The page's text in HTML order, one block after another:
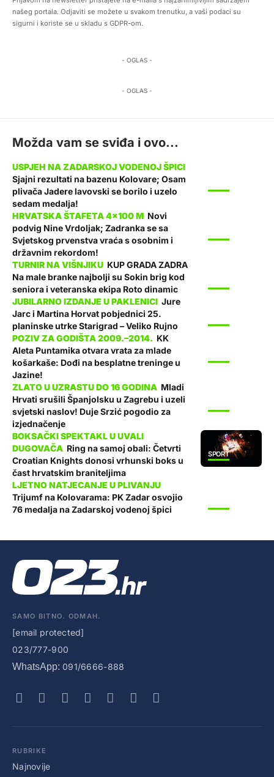
našeg portala. Odjaviti se možete u svakom trenutku, a vaši podaci su
sigurni i koriste se u skladu s GDPR-om.
- OGLAS -
- OGLAS -
Možda vam se sviđa i ovo...
Sjajni rezultati na bazenu Kolovare; Osam
plivača Jadere lavovski se borilo i uzelo
sedam medalja!
Novi
podvig Nine Vrdoljak; Zadranka se sa
Svjetskog prvenstva vraća s osobnim i
državnim rekordom!
KUP GRADA ZADRA
Na male branke najbolji su Sokin brig kod
seniora i veteranska ekipa Roto dinamic
Jure
Jarc i Martina Horvat pobjednici 25.
planinske utrke Starigrad – Veliko Rujno
KK
Aleta Puntamika otvara vrata za mlade
košarkaše: Dođi na besplatne treninge u
Jazine!
Mladi
Hrvati srušili Španjolsku u Zagrebu i uzeli
svjetski naslov! Duje Srzić pogodio za
izjednačenje
SPORT
Ring na samoj obali: Četvrti
Croatian Knights donosi vrhunski boks u
čast hrvatskim braniteljima
Trijumf na Kolovarama: PK Zadar osvojio
76 medalja na Zadarskoj vodenoj špici
SAMO BITNO. ODMAH.
[email protected]
023/777-900
WhatsApp: 091/6666-888
RUBRIKE
Najnovije